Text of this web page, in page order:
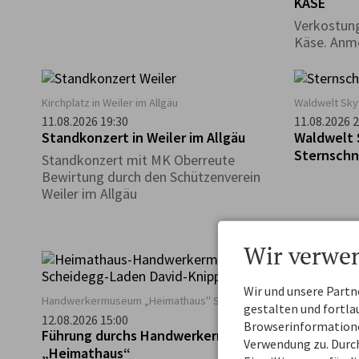
Käse.
Kirchplatz in Weiler im Allgäu
11.08.2026 19:30
Standkonzert in Weiler im Allgäu
Standkonzert mit MK Oberreute
Bewirtung durch den Schützenverein
Weiler im Allgäu
Waldwelt
11.08.2026
Waldwelt
Handwerkermuseum „Heimathaus" Scheidegg
12.08.2026 15:00
Führung durchs Handwerkermuseum
„Heimathaus“
Fun Area Allgäu
12.08.2026
Wir
Wir und unsere
gestalten und
Verwendung zu.